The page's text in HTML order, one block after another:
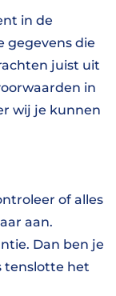
in de
gegevens die
juist uit
in
wij je kunnen
of alles
aan.
Dan ben je
tenslotte het